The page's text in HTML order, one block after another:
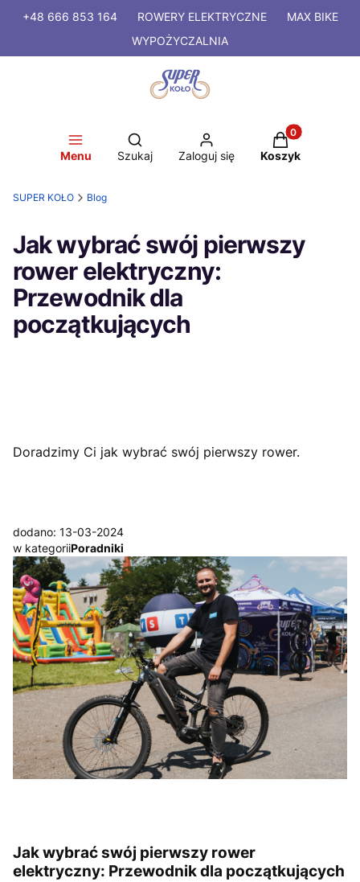
+48 666 853 164 ROWERYELEKTRYCZNE
MAX BIKE
WYPOŻYCZALNIA
Menu
Otwórz wyszukiwarkę
Szukaj Zaloguj się
Produkty w
Koszyk
SUPER KOŁO Blog
Jak wybrać swój pierwszy
rower elektryczny:
Przewodnik dla
początkujących
Doradzimy Ci jak wybrać swój pierwszy rower.
dodano: 13-03-2024
w kategoriiPoradniki
Jak wybrać swój pierwszy rower
elektryczny: Przewodnik dla początkujących